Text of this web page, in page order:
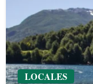
LOCALES